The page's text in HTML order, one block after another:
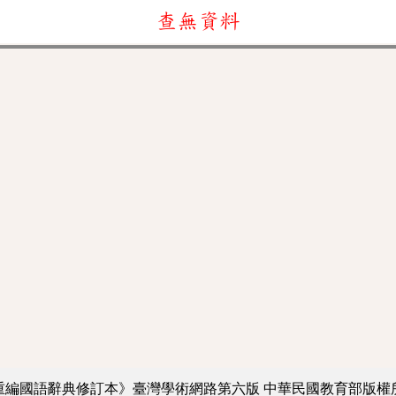
查無資料
編國語辭典修訂本》臺灣學術網路第六版 中華民國教育部版權